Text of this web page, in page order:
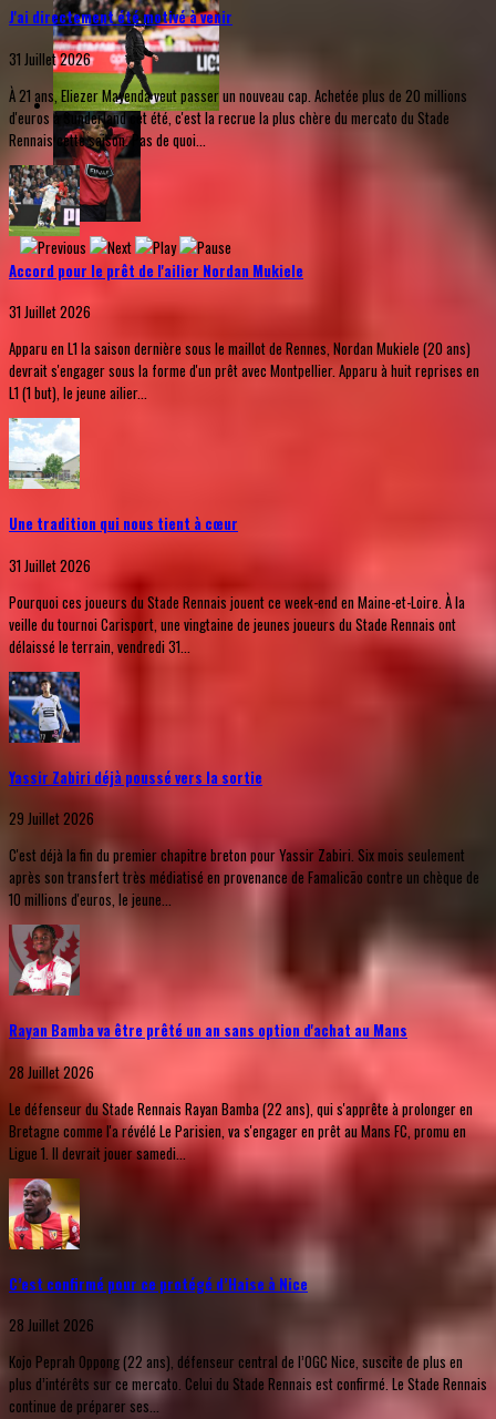
J'ai directement été motivé à venir
31 Juillet 2026
À 21 ans, Eliezer Mayenda veut passer un nouveau cap. Achetée plus de 20 millions
d'euros à Sunderland cet été, c'est la recrue la plus chère du mercato du Stade
Rennais cette saison. Pas de quoi...
Accord pour le prêt de l'ailier Nordan Mukiele
31 Juillet 2026
Apparu en L1 la saison dernière sous le maillot de Rennes, Nordan Mukiele (20 ans)
devrait s'engager sous la forme d'un prêt avec Montpellier. Apparu à huit reprises en
L1 (1 but), le jeune ailier...
Une tradition qui nous tient à cœur
31 Juillet 2026
Pourquoi ces joueurs du Stade Rennais jouent ce week-end en Maine-et-Loire. À la
veille du tournoi Carisport, une vingtaine de jeunes joueurs du Stade Rennais ont
délaissé le terrain, vendredi 31...
Yassir Zabiri déjà poussé vers la sortie
29 Juillet 2026
C'est déjà la fin du premier chapitre breton pour Yassir Zabiri. Six mois seulement
après son transfert très médiatisé en provenance de Famalicão contre un chèque de
10 millions d'euros, le jeune...
Rayan Bamba va être prêté un an sans option d'achat au Mans
28 Juillet 2026
Le défenseur du Stade Rennais Rayan Bamba (22 ans), qui s'apprête à prolonger en
Bretagne comme l'a révélé Le Parisien, va s'engager en prêt au Mans FC, promu en
Ligue 1. Il devrait jouer samedi...
C’est confirmé pour ce protégé d’Haise à Nice
28 Juillet 2026
Kojo Peprah Oppong (22 ans), défenseur central de l’OGC Nice, suscite de plus en
plus d’intérêts sur ce mercato. Celui du Stade Rennais est confirmé. Le Stade Rennais
continue de préparer ses...